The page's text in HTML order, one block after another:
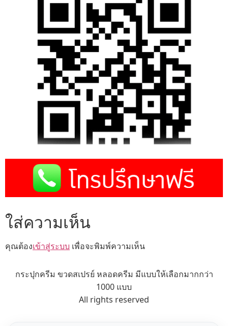
ใส่ความเห็น
คุณต้องเข้าสู่ระบบ เพื่อจะพิมพ์ความเห็น
กระปุกครีม ขวดสเปรย์ หลอดครีม มีแบบให้เลือกมากกว่า
1000 แบบ
All rights reserved